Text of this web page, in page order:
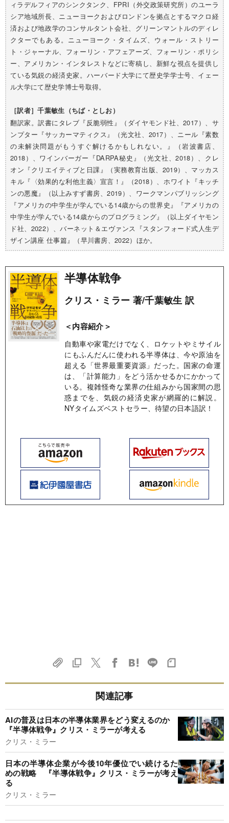
ィラデルフィアのシンクタンク、FPRI（外交政策研究所）のユーラ
シア地域所長、ニューヨークおよびロンドンを拠点とするマクロ経
済および地政学のコンサルタント会社、グリーンマントルのディレ
クターでもある。ニューヨーク・タイムズ、ウォール・ストリー
ト・ジャーナル、フォーリン・アフェアーズ、フォーリン・ポリシ
ー、アメリカン・インタレストなどに寄稿し、新鮮な視点を提供し
ている気鋭の経済史家。ハーバード大学にて歴史学学士号、イェー
ル大学にて歴史学博士号取得。
［訳者］千葉敏生（ちば・としお）
翻訳家。訳書にタレブ『反脆弱性』（ダイヤモンド社、2017）、サ
ンプター『サッカーマティクス』（光文社、2017）、ニール『素数
の未解決問題がもうすぐ解けるかもしれない。』（岩波書店、
2018）、ワインバーガー『DARPA秘史』（光文社、2018）、クレ
オン『クリエイティブと日課』（実務教育出版、2019）、マッカス
キル『〈効果的な利他主義〉宣言！』（2018）、ホワイト『キッチ
ンの悪魔』（以上みすず書房、2019）、ワークマンパブリッシング
『アメリカの中学生が学んでいる14歳からの世界史』『アメリカの
中学生が学んでいる14歳からのプログラミング』（以上ダイヤモン
ド社、2022）、バーネット＆エヴァンス『スタンフォード式人生デ
ザイン講座 仕事篇』（早川書房、2022）ほか。
半導体戦争
クリス・ミラー 著/千葉敏生 訳
＜内容紹介＞
自動車や家電だけでなく、ロケットやミサイル
にもふんだんに使われる半導体は、今や原油を
超える「世界最重要資源」だった。国家の命運
は、「計算能力」をどう活かせるかにかかって
いる。複雑怪奇な業界の仕組みから国家間の思
惑までを、気鋭の経済史家が網羅的に解説。
NYタイムズベストセラー、待望の日本語訳！
関連記事
AIの普及は日本の半導体業界をどう変えるのか
『半導体戦争』クリス・ミラーが考える
クリス・ミラー
日本の半導体企業が今後10年優位でい続けるた
めの戦略 『半導体戦争』クリス・ミラーが考え
る
クリス・ミラー